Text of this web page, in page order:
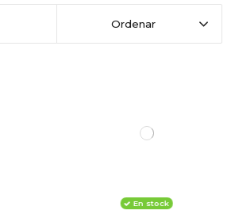
Ordenar
En stock